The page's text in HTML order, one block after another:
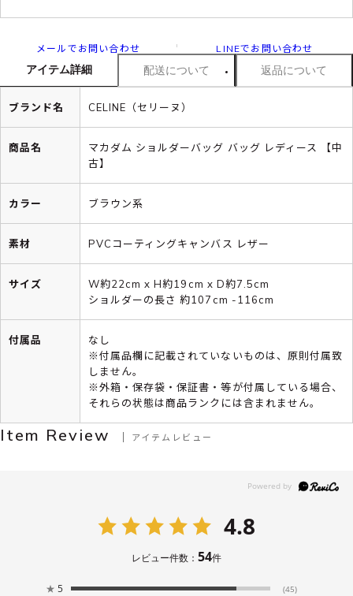
メールでお問い合わせ LINEでお問い合わせ
アイテム詳細 配送について 返品について
ブランド名 CELINE（セリーヌ）
商品名
マカダム ショルダーバッグ バッグ レディース 【中
古】
カラー ブラウン系
素材 PVCコーティングキャンバス レザー
サイズ
W約22cm x H約19cm x D約7.5cm
ショルダーの長さ 約107cm -116cm
付属品
なし
※付属品欄に記載されていないものは、原則付属致
しません。
※外箱・保存袋・保証書・等が付属している場合、
それらの状態は商品ランクには含まれません。
Item Review アイテムレビュー
4.8
レビュー件数： 54件
★ 5 (45)